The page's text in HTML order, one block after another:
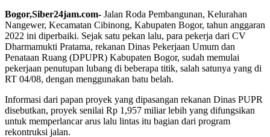
Bogor,Siber24jam.com- Jalan Roda Pembangunan, Kelurahan
Nangewer, Kecamatan Cibinong, Kabupaten Bogor, tahun anggaran
2022 ini diperbaiki. Sejak satu pekan lalu, para pekerja dari CV
Dharmamukti Pratama, rekanan Dinas Pekerjaan Umum dan
Penataan Ruang (DPUPR) Kabupaten Bogor, sudah memulai
pekerjaan penutupan lubang di beberapa titik, salah satunya yang di
RT 04/08, dengan menggunakan batu belah.
Informasi dari papan proyek yang dipasangan rekanan Dinas PUPR
disebutkan, proyek senilai Rp 1,957 miliar lebih yang difungsikan
untuk memperlancar arus lalu lintas itu bagian dari program
rekontruksi jalan.